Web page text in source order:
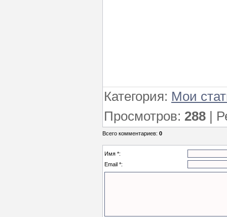
Категория: Мои
Просмотров: 288 |
Всего комментариев:0
Имя *:
Email *: